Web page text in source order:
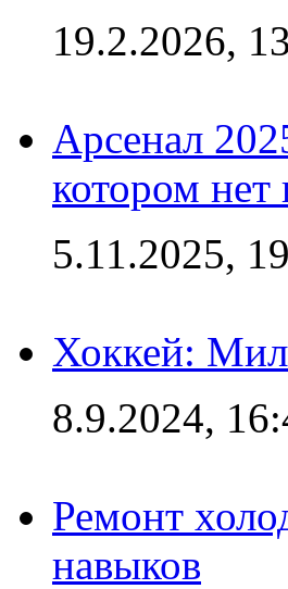
19.2.2026,
Арсенал
котором
5.11.2025,
Хоккей:
8.9.2024,
Ремонт
навыков